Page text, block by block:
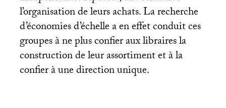
l’organisation de leurs achats. La recherche
d’économies d’échelle a en effet conduit ces
groupes à ne plus confier aux libraires la
construction de leur assortiment et à la
confier à une direction unique.